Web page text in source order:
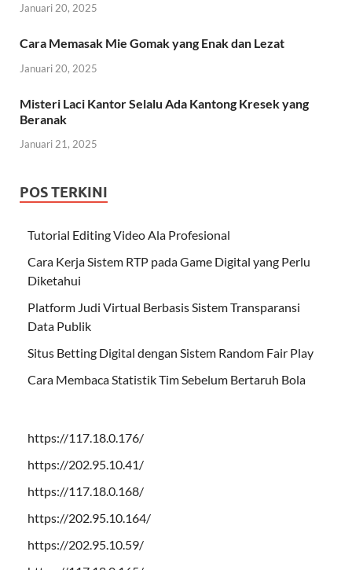
Januari 20, 2025
Cara Memasak Mie Gomak yang Enak dan Lezat
Januari 20, 2025
Misteri Laci Kantor Selalu Ada Kantong Kresek yang
Beranak
Januari 21, 2025
POS TERKINI
Tutorial Editing Video Ala Profesional
Cara Kerja Sistem RTP pada Game Digital yang Perlu
Diketahui
Platform Judi Virtual Berbasis Sistem Transparansi
Data Publik
Situs Betting Digital dengan Sistem Random Fair Play
Cara Membaca Statistik Tim Sebelum Bertaruh Bola
https://117.18.0.176/
https://202.95.10.41/
https://117.18.0.168/
https://202.95.10.164/
https://202.95.10.59/